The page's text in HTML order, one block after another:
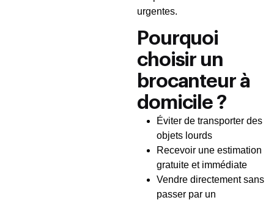
urgentes.
Pourquoi
choisir un
brocanteur à
domicile ?
Éviter de transporter des
objets lourds
Recevoir une estimation
gratuite et immédiate
Vendre directement sans
passer par un